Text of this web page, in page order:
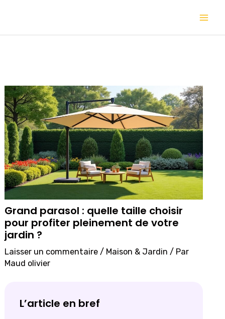
Grand parasol : quelle taille choisir
pour profiter pleinement de votre
jardin ?
Laisser un commentaire / Maison & Jardin / Par
Maud olivier
L’article en bref